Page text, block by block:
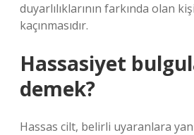
duyarlılıklarının farkında olan
kaçınmasıdır.
Hassasiyet
demek?
Hassas cilt, belirli uyaranlara